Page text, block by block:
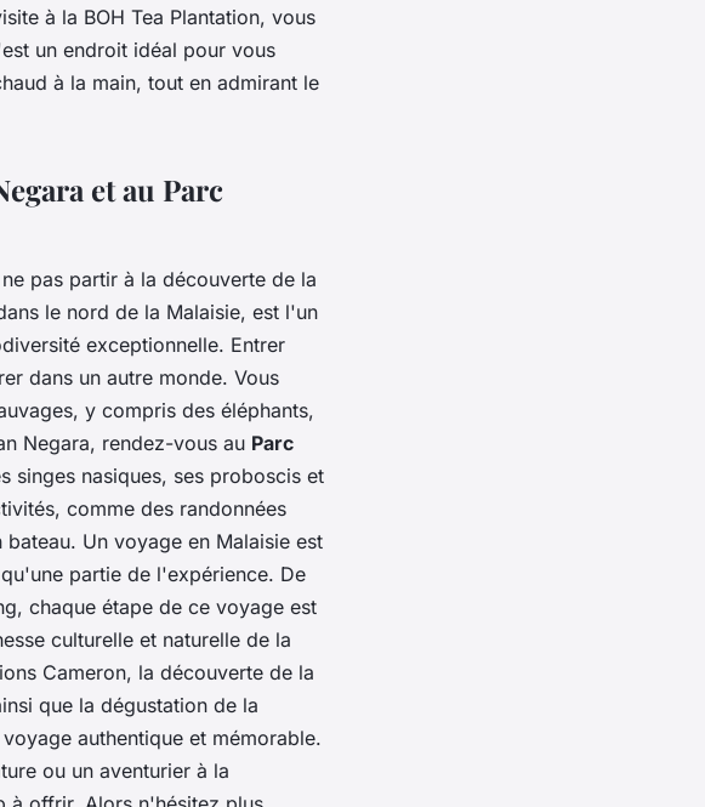
à la BOH Tea Plantation, vous
un endroit idéal pour vous
à la main, tout en admirant le
et au Parc
pas partir à la découverte de la
le nord de la Malaisie, est l'un
exceptionnelle. Entrer
dans un autre monde. Vous
y compris des éléphants,
Negara, rendez-vous au Parc
singes nasiques, ses proboscis et
comme des randonnées
Un voyage en Malaisie est
partie de l'expérience. De
chaque étape de ce voyage est
culturelle et naturelle de la
Cameron, la découverte de la
que la dégustation de la
authentique et mémorable.
ou un aventurier à la